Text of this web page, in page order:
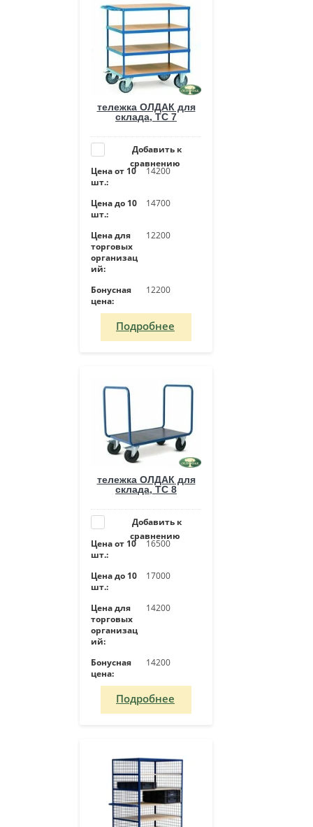
тележка ОЛДАК для
склада, ТС 7
Добавить к
сравнению
Цена от 10
шт.:
14200
Цена до 10
шт.:
14700
Цена для
торговых
организац
ий:
12200
Бонусная
цена:
12200
Подробнее
тележка ОЛДАК для
склада, ТС 8
Добавить к
сравнению
Цена от 10
шт.:
16500
Цена до 10
шт.:
17000
Цена для
торговых
организац
ий:
14200
Бонусная
цена:
14200
Подробнее